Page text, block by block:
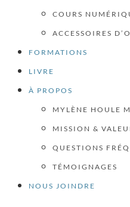
COURS
ACCESSOIRES
FORMATIONS
LIVRE
À PROPOS
MYLÈNE HOULE
MISSION &
QUESTIONS
TÉMOIGNAGES
NOUS JOINDRE